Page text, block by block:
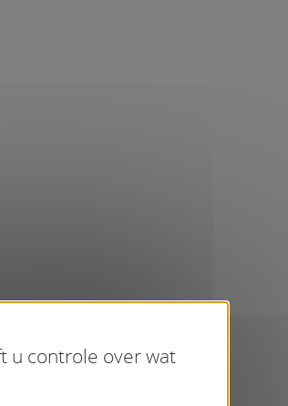
u controle over wat